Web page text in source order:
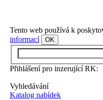
Tento web používá k
informací
OK
Přihlášení pro inzerující RK:
Vyhledávání
Katalog nabídek